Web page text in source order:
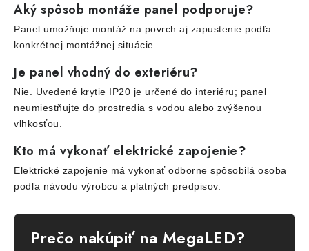
Aký spôsob montáže panel podporuje?
Panel umožňuje montáž na povrch aj zapustenie podľa
konkrétnej montážnej situácie.
Je panel vhodný do exteriéru?
Nie. Uvedené krytie IP20 je určené do interiéru; panel
neumiestňujte do prostredia s vodou alebo zvýšenou
vlhkosťou.
Kto má vykonať elektrické zapojenie?
Elektrické zapojenie má vykonať odborne spôsobilá osoba
podľa návodu výrobcu a platných predpisov.
Prečo nakúpiť na MegaLED?